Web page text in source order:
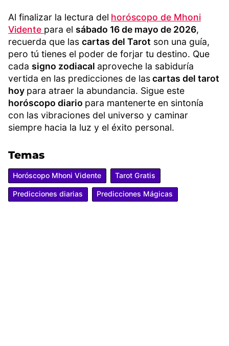
Al finalizar la lectura del horóscopo de Mhoni
Vidente para el sábado 16 de mayo de 2026,
recuerda que las cartas del Tarot son una guía,
pero tú tienes el poder de forjar tu destino. Que
cada signo zodiacal aproveche la sabiduría
vertida en las predicciones de lascartas del tarot
hoy para atraer la abundancia. Sigue este
horóscopo diario para mantenerte en sintonía
con las vibraciones del universo y caminar
siempre hacia la luz y el éxito personal.
Temas
Horóscopo Mhoni Vidente Tarot Gratis
Predicciones diarias Predicciones Mágicas